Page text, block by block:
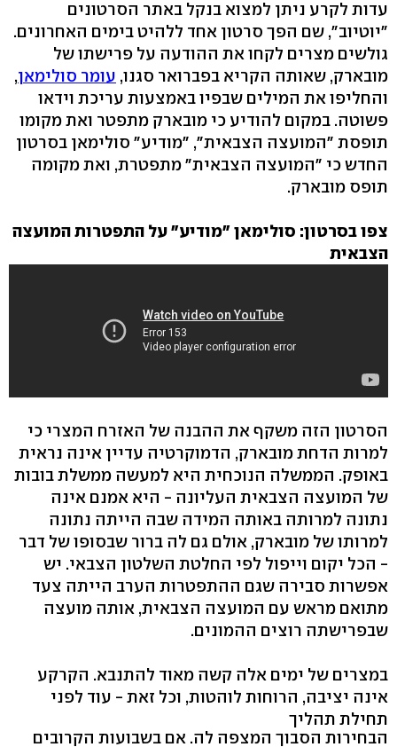
עדות לקרע ניתן למצוא בנקל באתר הסרטונים
"יוטיוב", שם הפך סרטון אחד ללהיט בימים האחרונים.
גולשים מצרים לקחו את ההודעה על פרישתו של
מובארק, שאותה הקריא בפברואר סגנו, עומר סולימאן,
והחליפו את המילים שבפיו באמצעות עריכת וידאו
פשוטה. במקום להודיע כי מובארק מתפטר ואת מקומו
תופסת "המועצה הצבאית", "מודיע" סולימאן בסרטון
החדש כי "המועצה הצבאית" מתפטרת, ואת מקומה
תופס מובארק.
צפו בסרטון: סולימאן "מודיע" על התפטרות המועצה
הצבאית
הסרטון הזה משקף את ההבנה של האזרח המצרי כי
למרות הדחת מובארק, הדמוקרטיה עדיין אינה נראית
באופק. הממשלה הנוכחית היא למעשה ממשלת בובות
של המועצה הצבאית העליונה - היא אמנם אינה
נתונה למרותה באותה המידה שבה הייתה נתונה
למרותו של מובארק, אולם גם לה ברור שבסופו של דבר
- הכל יקום וייפול לפי החלטת השלטון הצבאי. יש
אפשרות סבירה שגם ההתפטרות הערב הייתה צעד
מתואם מראש עם המועצה הצבאית, אותה מועצה
שבפרישתה רוצים ההמונים.
במצרים של ימים אלה קשה מאוד להתנבא. הקרקע
אינה יציבה, הרוחות לוהטות, וכל זאת - עוד לפני
תחילת תהליך
הבחירות הסבוך המצפה לה. אם בשבועות הקרובים